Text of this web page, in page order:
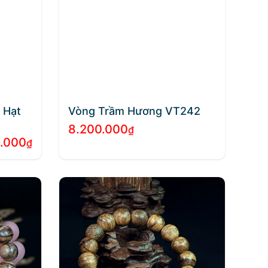
Hạt
₫
Vòng Trầm Hương VT242
8.200.000₫